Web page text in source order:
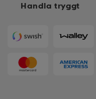
Handla tryggt